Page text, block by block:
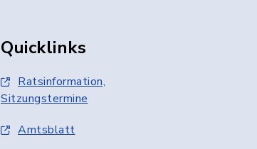
Quicklinks
Ratsinformation,
Sitzungstermine
Amtsblatt